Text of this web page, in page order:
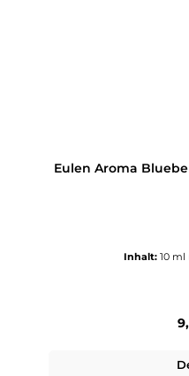
Eulen Aroma
Inhalt: 10 ml